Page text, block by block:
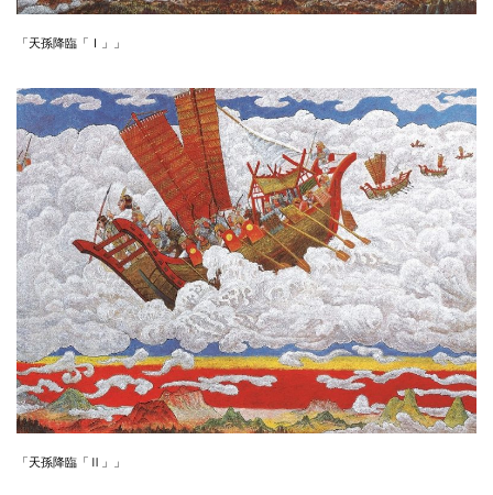
「天孫降臨「Ⅰ」」
「天孫降臨「Ⅱ」」